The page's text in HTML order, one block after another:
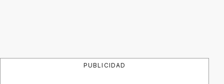
PUBLICIDAD